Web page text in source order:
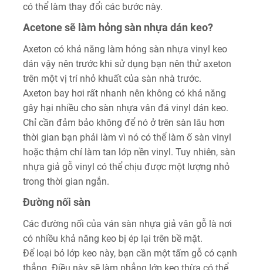
có thể làm thay đổi các bước này.
Acetone sẽ làm hỏng sàn nhựa dán keo?
Axeton có khả năng làm hỏng sàn nhựa vinyl keo
dán vậy nên trước khi sử dụng bạn nên thử axeton
trên một vị trí nhỏ khuất của sàn nhà trước.
Axeton bay hơi rất nhanh nên không có khả năng
gây hại nhiều cho sàn nhựa vân đá vinyl dán keo.
Chỉ cần đảm bảo không để nó ở trên sàn lâu hơn
thời gian bạn phải làm vì nó có thể làm ố sàn vinyl
hoặc thậm chí làm tan lớp nền vinyl. Tuy nhiên, sàn
nhựa giả gỗ vinyl có thể chịu được một lượng nhỏ
trong thời gian ngắn.
Đường nối sàn
Các đường nối của ván sàn nhựa giả vân gỗ là nơi
có nhiều khả năng keo bị ép lại trên bề mặt.
Để loại bỏ lớp keo này, bạn cần một tấm gỗ có cạnh
thẳng. Điều này sẽ làm phẳng lớp keo thừa có thể